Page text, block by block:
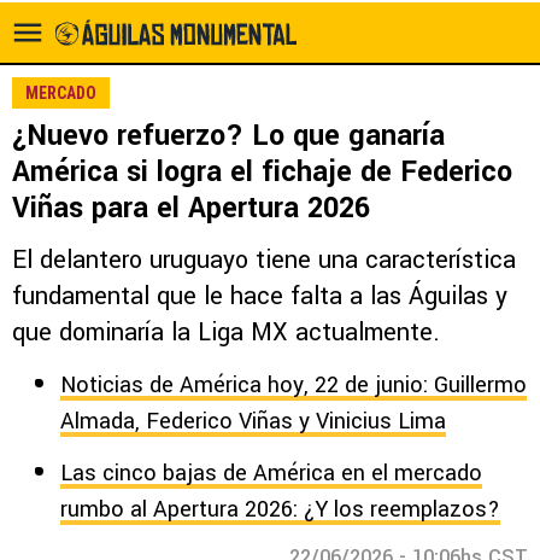
MERCADO
¿Nuevo refuerzo? Lo que ganaría
América si logra el fichaje de Federico
Viñas para el Apertura 2026
El delantero uruguayo tiene una característica
fundamental que le hace falta a las Águilas y
que dominaría la Liga MX actualmente.
Noticias de América hoy, 22 de junio: Guillermo
Almada, Federico Viñas y Vinicius Lima
Las cinco bajas de América en el mercado
rumbo al Apertura 2026: ¿Y los reemplazos?